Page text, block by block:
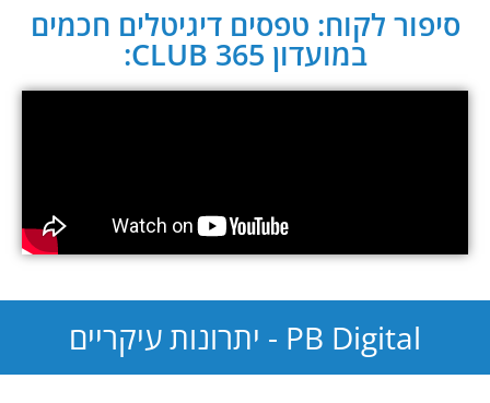
סיפור לקוח: טפסים דיגיטלים חכמים
במועדון CLUB 365:
PB Digital - יתרונות עיקריים